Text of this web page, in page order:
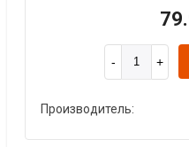
Производитель: